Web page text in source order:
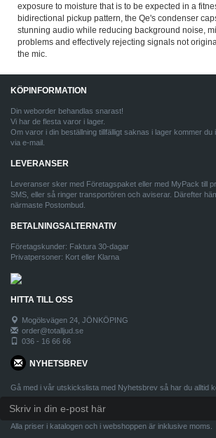
exposure to moisture that is to be expected in a
bidirectional pickup pattern, the Qe's condenser
stunning audio while reducing background noise,
problems and effectively rejecting signals not
the mic.
KÖPINFORMATION
Din weborder behandlas snarast!
Vi har de flesta varor i lager.
Om varor i din beställning tillfälligt saknas i lager kommer
via e-mail.
LEVERANSER
Leveranser sker med Företagspaket eller med MyPack till
SMS, eller så ringer transportören och aviserar. Därefter
närmaste Postombud.
BETALNINGSALTERNATIV
Företagskunder: Faktura 30-dagar
Privatpersoner: Kort eller Klarna
HITTA TILL OSS
Mogölsvägen 24, JÖNKÖPING
order@totalljud.se
036 - 16 66 66
NYHETSBREV
Gå med i vår utskickslista med Nyhetsbrev så har du alltid
Alla priser i katalogen och i webshoppen är inklusive moms.